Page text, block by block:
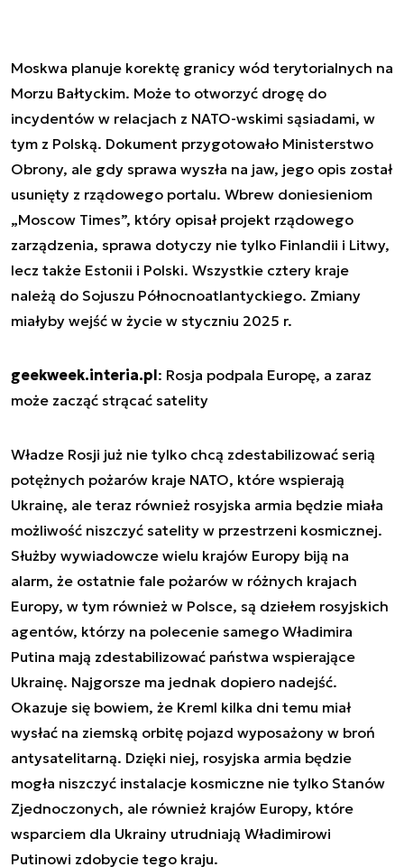
Moskwa planuje korektę granicy wód terytorialnych na
Morzu Bałtyckim. Może to otworzyć drogę do
incydentów w relacjach z NATO-wskimi sąsiadami, w
tym z Polską. Dokument przygotowało Ministerstwo
Obrony, ale gdy sprawa wyszła na jaw, jego opis został
usunięty z rządowego portalu. Wbrew doniesieniom
„Moscow Times”, który opisał projekt rządowego
zarządzenia, sprawa dotyczy nie tylko Finlandii i Litwy,
lecz także Estonii i Polski. Wszystkie cztery kraje
należą do Sojuszu Północnoatlantyckiego. Zmiany
miałyby wejść w życie w styczniu 2025 r.
geekweek.interia.pl: Rosja podpala Europę, a zaraz
może zacząć strącać satelity
Władze Rosji już nie tylko chcą zdestabilizować serią
potężnych pożarów kraje NATO, które wspierają
Ukrainę, ale teraz również rosyjska armia będzie miała
możliwość niszczyć satelity w przestrzeni kosmicznej.
Służby wywiadowcze wielu krajów Europy biją na
alarm, że ostatnie fale pożarów w różnych krajach
Europy, w tym również w Polsce, są dziełem rosyjskich
agentów, którzy na polecenie samego Władimira
Putina mają zdestabilizować państwa wspierające
Ukrainę. Najgorsze ma jednak dopiero nadejść.
Okazuje się bowiem, że Kreml kilka dni temu miał
wysłać na ziemską orbitę pojazd wyposażony w broń
antysatelitarną. Dzięki niej, rosyjska armia będzie
mogła niszczyć instalacje kosmiczne nie tylko Stanów
Zjednoczonych, ale również krajów Europy, które
wsparciem dla Ukrainy utrudniają Władimirowi
Putinowi zdobycie tego kraju.